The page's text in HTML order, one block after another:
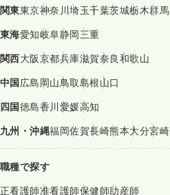
関東東京神奈川埼玉千葉茨城栃木群馬
東海愛知岐阜静岡三重
関西大阪京都兵庫滋賀奈良和歌山
中国広島岡山鳥取島根山口
四国徳島香川愛媛高知
九州・沖縄福岡佐賀長崎熊本大分宮崎
職種で探す
正看護師准看護師保健師助産師